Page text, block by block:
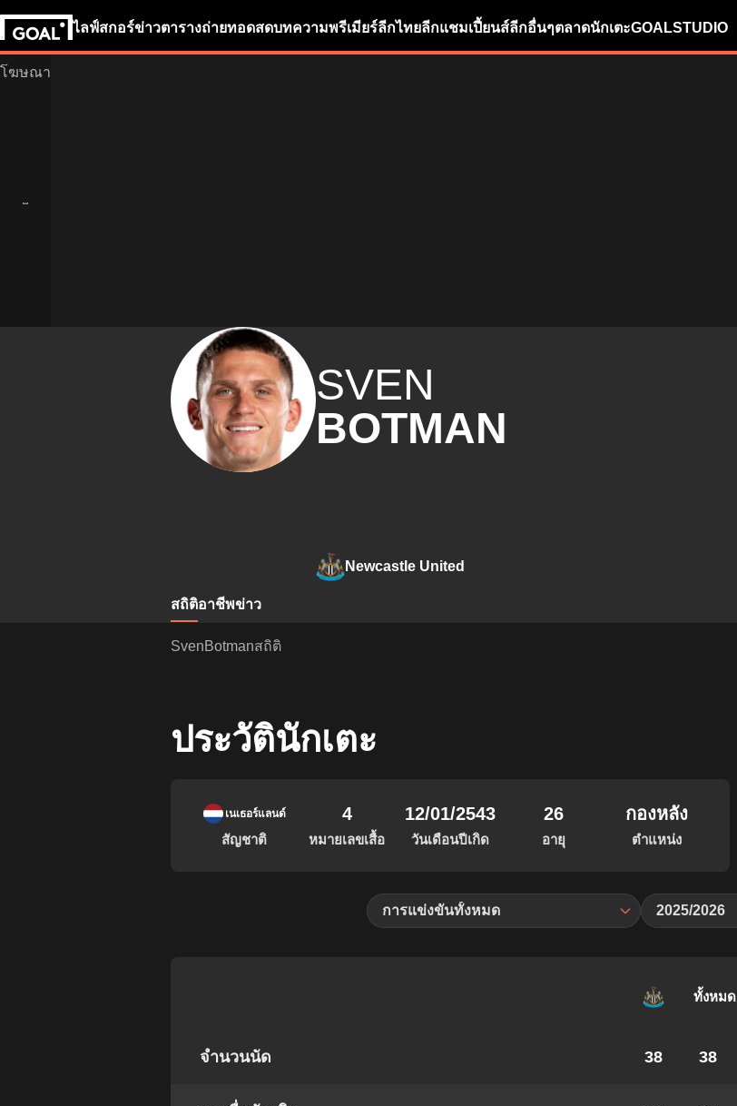
ไลฟ์สกอร์ข่าวตารางถ่ายทอดสดบทความพรีเมียร์ลีกไทยลีกแชมเปี้ยนส์ลีกอื่นๆตลาดนักเตะGOALSTUDIO
SVEN
BOTMAN
Newcastle United
สถิติอาชีพข่าว
SvenBotmanสถิติ
ประวัตินักเตะ
เนเธอร์แลนด์
สัญชาติ
4
หมายเลขเสื้อ
12/01/2543
วันเดือนปีเกิด
26
อายุ
กองหลัง
ตำแหน่ง
การแข่งขันทั้งหมด 2025/2026
ทั้งหมด
จำนวนนัด 38 38